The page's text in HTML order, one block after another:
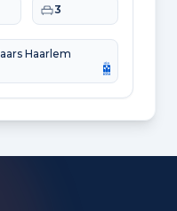
Slaapkamers
3
Haarlem